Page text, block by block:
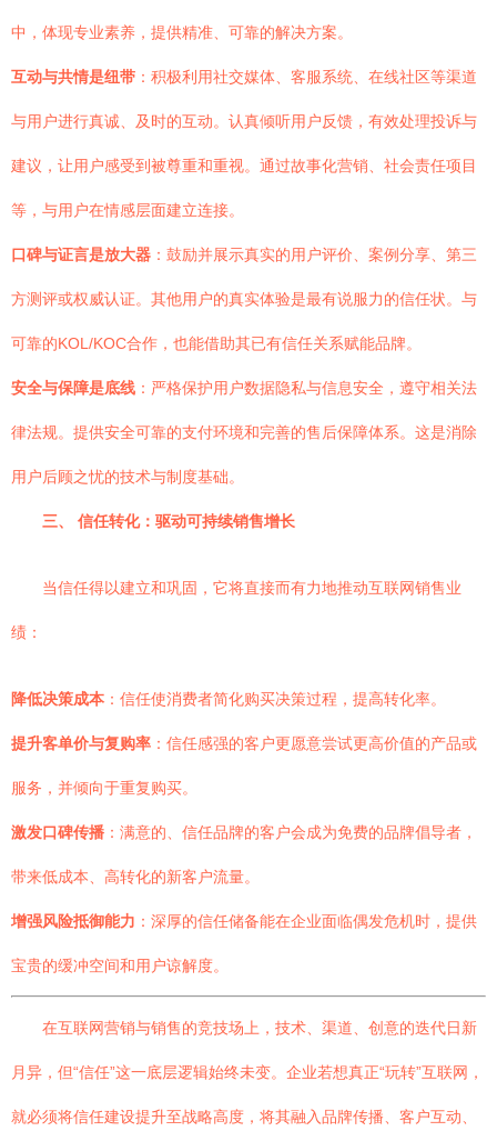
中，体现专业素养，提供精准、可靠的解决方案。
互动与共情是纽带 ：积极利用社交媒体、客服系统、在线社区等渠道
与用户进行真诚、及时的互动。认真倾听用户反馈，有效处理投诉与
建议，让用户感受到被尊重和重视。通过故事化营销、社会责任项目
等，与用户在情感层面建立连接。
口碑与证言是放大器 ：鼓励并展示真实的用户评价、案例分享、第三
方测评或权威认证。其他用户的真实体验是最有说服力的信任状。与
可靠的KOL/KOC合作，也能借助其已有信任关系赋能品牌。
安全与保障是底线 ：严格保护用户数据隐私与信息安全，遵守相关法
律法规。提供安全可靠的支付环境和完善的售后保障体系。这是消除
用户后顾之忧的技术与制度基础。
三、 信任转化：驱动可持续销售增长
当信任得以建立和巩固，它将直接而有力地推动互联网销售业
绩：
降低决策成本 ：信任使消费者简化购买决策过程，提高转化率。
提升客单价与复购率 ：信任感强的客户更愿意尝试更高价值的产品或
服务，并倾向于重复购买。
激发口碑传播 ：满意的、信任品牌的客户会成为免费的品牌倡导者，
带来低成本、高转化的新客户流量。
增强风险抵御能力 ：深厚的信任储备能在企业面临偶发危机时，提供
宝贵的缓冲空间和用户谅解度。
在互联网营销与销售的竞技场上，技术、渠道、创意的迭代日新
月异，但“信任”这一底层逻辑始终未变。企业若想真正“玩转”互联网，
就必须将信任建设提升至战略高度，将其融入品牌传播、客户互动、